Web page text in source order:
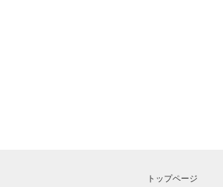
トップページ